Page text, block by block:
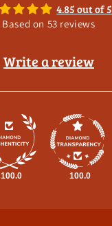
4.85 out of 5
Based on 53 reviews
Write a review
100.0 100.0